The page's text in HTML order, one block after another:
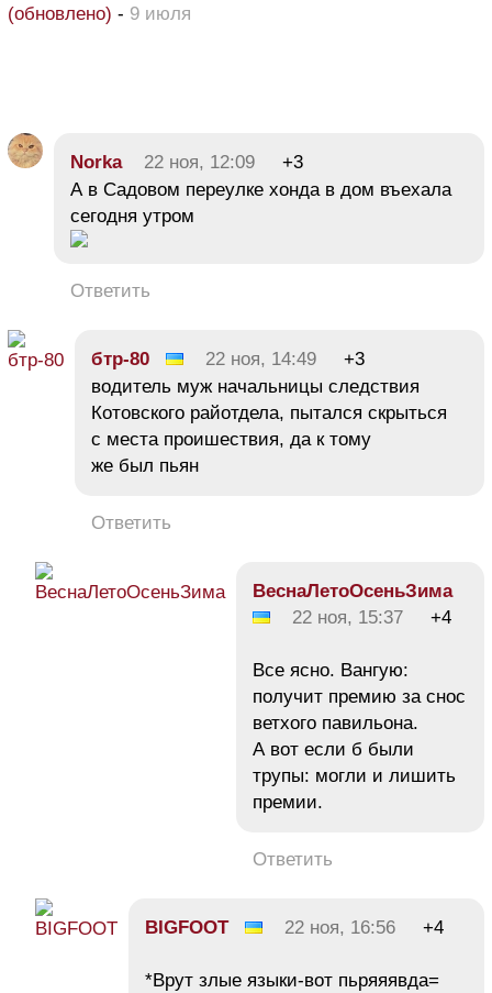
(обновлено) - 9 июля
Norka 22 ноя, 12:09
+3
А в Садовом переулке хонда в дом въехала
сегодня утром
Ответить
бтр-80 22 ноя, 14:49
+3
водитель муж начальницы следствия
Котовского райотдела, пытался скрыться
с места проишествия, да к тому
же был пьян
Ответить
ВеснаЛетоОсеньЗима
22 ноя, 15:37
+4
Все ясно. Вангую:
получит премию за снос
ветхого павильона.
А вот если б были
трупы: могли и лишить
премии.
Ответить
BIGFOOT 22 ноя, 16:56 +4
*Врут злые языки-вот пьряяявда=